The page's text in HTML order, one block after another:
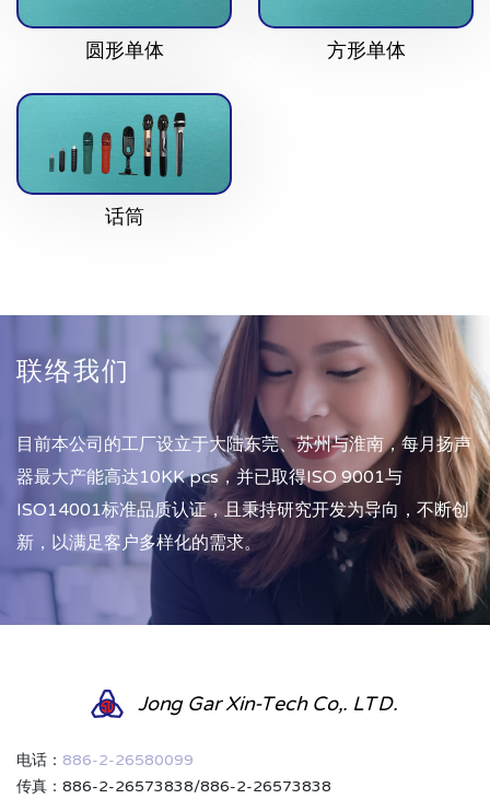
圆形单体 方形单体
话筒
联络我们
目前本公司的工厂设立于大陆东莞、苏州与淮南，每月扬声
器最大产能高达10KK pcs，并已取得ISO 9001与
ISO14001标准品质认证，且秉持研究开发为导向，不断创
新，以满足客户多样化的需求。
Jong Gar Xin-Tech Co,. LTD.
电话： 886-2-26580099
传真：886-2-26573838/886-2-26573838